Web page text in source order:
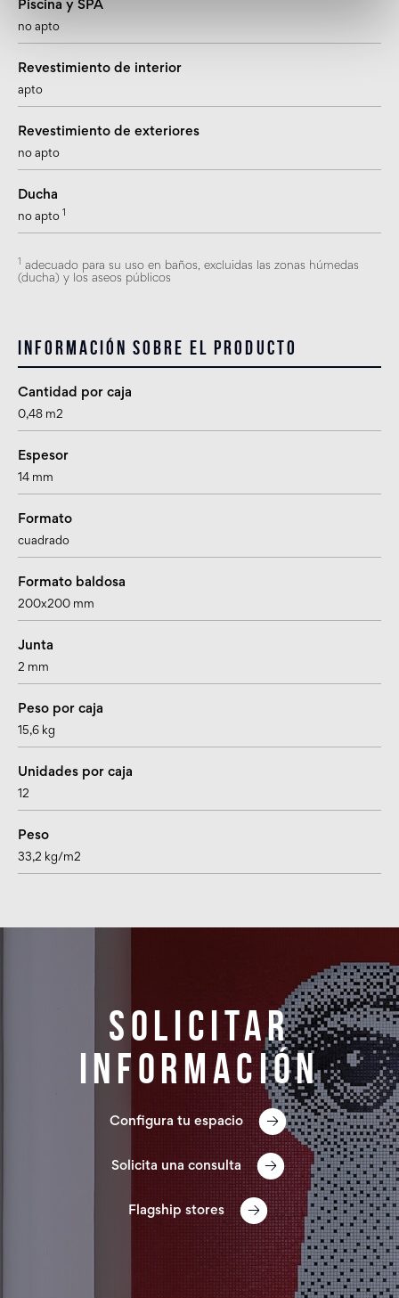
Piscina y SPA
no apto
Revestimiento de interior
apto
Revestimiento de exteriores
no apto
Ducha
no apto
adecuado para su uso en baños, excluidas las zonas húmedas
(ducha) y los aseos públicos
Información sobre el producto
Cantidad por caja
0,48 m2
Espesor
14 mm
Formato
cuadrado
Formato baldosa
200x200 mm
Junta
2 mm
Peso por caja
15,6 kg
Unidades por caja
12
Peso
33,2 kg/m2
Solicitar
información
Configura tu espacio
Solicita una consulta
Flagship stores